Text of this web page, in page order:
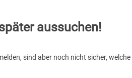
aussuchen!
sind aber noch nicht sicher,